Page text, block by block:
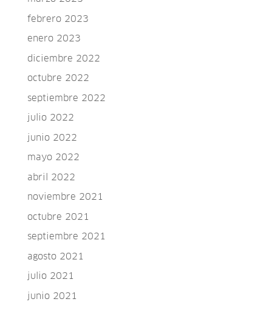
febrero 2023
enero 2023
diciembre 2022
octubre 2022
septiembre 2022
julio 2022
junio 2022
mayo 2022
abril 2022
noviembre 2021
octubre 2021
septiembre 2021
agosto 2021
julio 2021
junio 2021